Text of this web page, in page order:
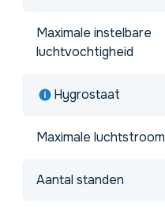
Maximale instelbare
luchtvochtigheid
Hygrostaat
Maximale luchtstroom
Aantal standen